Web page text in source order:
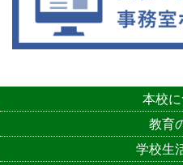
本校
教育
学校生